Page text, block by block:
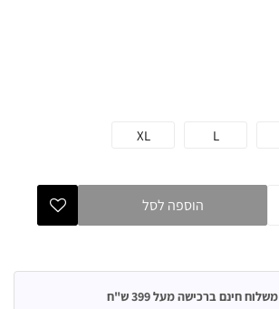
L
XL
הוספה לסל
משלוח חינם ברכישה מעל 399 ש"ח